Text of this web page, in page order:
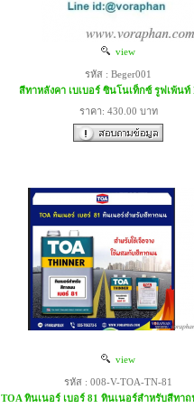
view
รหัส : Beger001
สีทาหลังคา เบเบอร์ ซินโนเท็กซ์ รูฟเพ้นท์
ราคา: 430.00 บาท
view
รหัส : 008-V-TOA-TN-81
TOA ทินเนอร์ เบอร์ 81 ทินเนอร์สำหรับสีทา